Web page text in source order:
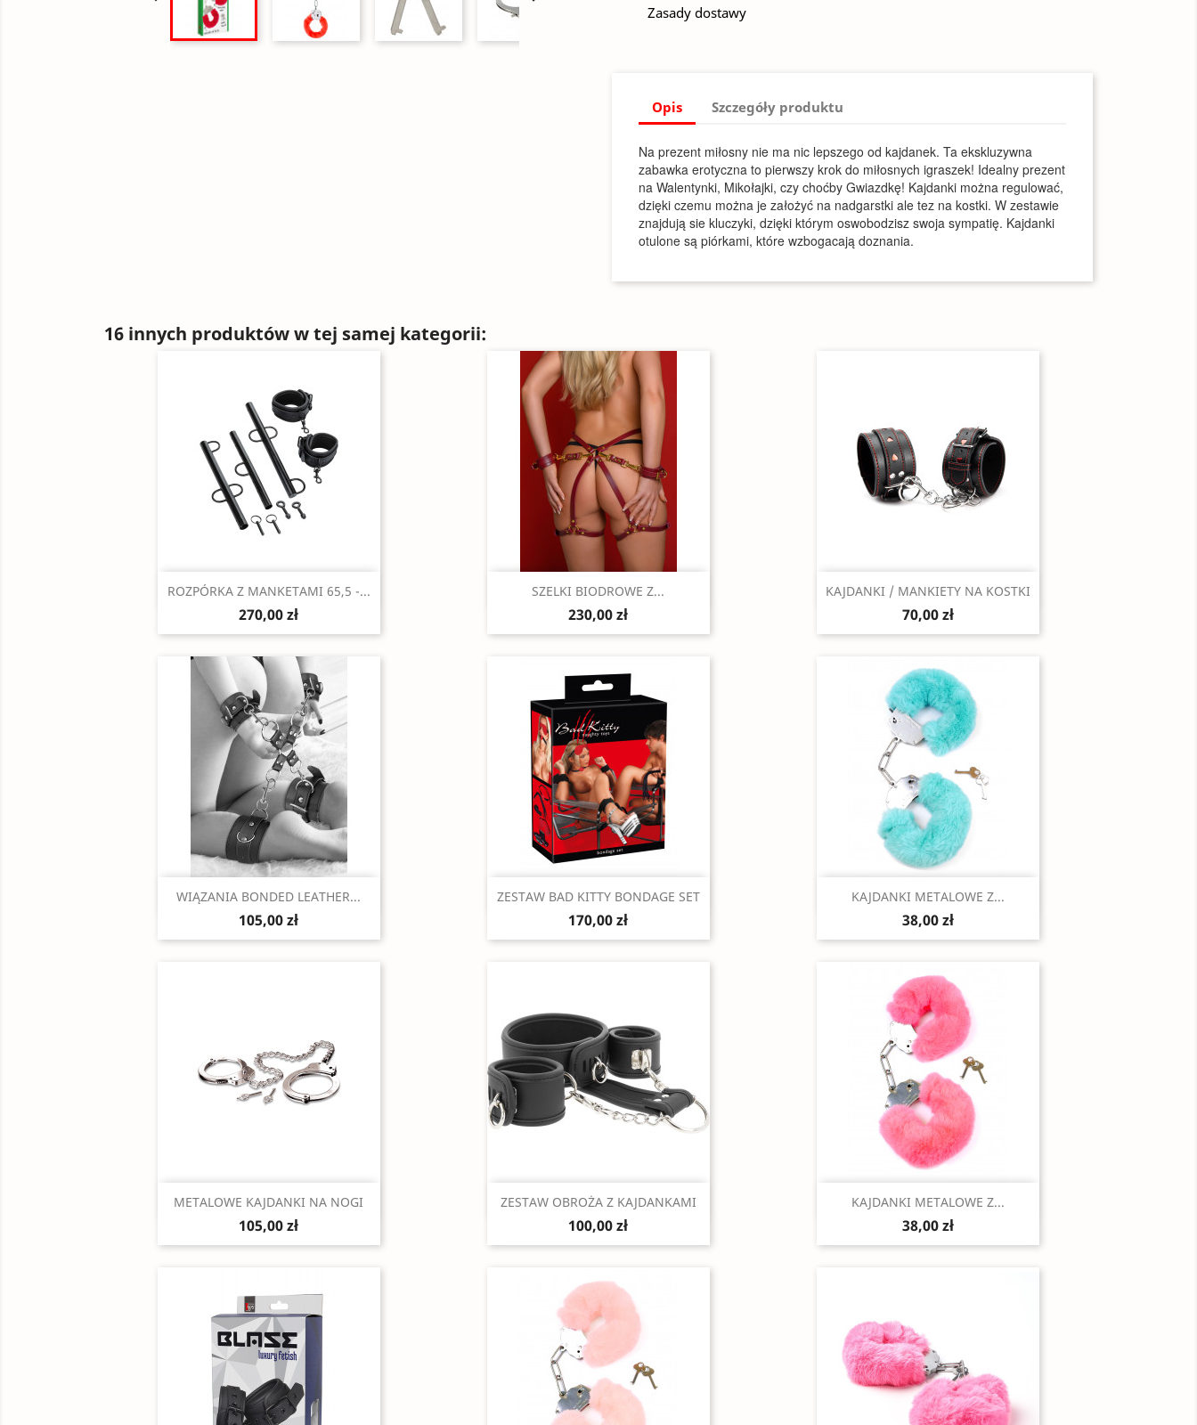
Zasady dostawy
Opis Szczegóły produktu
Na prezent miłosny nie ma nic lepszego od kajdanek. Ta ekskluzywna
zabawka erotyczna to pierwszy krok do miłosnych igraszek! Idealny prezent
na Walentynki, Mikołajki, czy choćby Gwiazdkę! Kajdanki można regulować,
dzięki czemu można je założyć na nadgarstki ale tez na kostki. W zestawie
znajdują sie kluczyki, dzięki którym oswobodzisz swoja sympatię. Kajdanki
otulone są piórkami, które wzbogacają doznania.
16 innych produktów w tej samej kategorii:
Szybki podgląd
ROZPÓRKA Z MANKETAMI 65,5 -...
270,00 zł
 Szybki podgląd
SZELKI BIODROWE Z...
230,00 zł
 Szybki podgląd
KAJDANKI / MANKIETY NA KOSTKI
70,00 zł
Szybki podgląd
WIĄZANIA BONDED LEATHER...
105,00 zł
Szybki podgląd
ZESTAW BAD KITTY BONDAGE SET
170,00 zł
Szybki podgląd
KAJDANKI METALOWE Z...
38,00 zł
Szybki podgląd
METALOWE KAJDANKI NA NOGI
105,00 zł
Szybki podgląd
ZESTAW OBROŻA Z KAJDANKAMI
100,00 zł
Szybki podgląd
KAJDANKI METALOWE Z...
38,00 zł